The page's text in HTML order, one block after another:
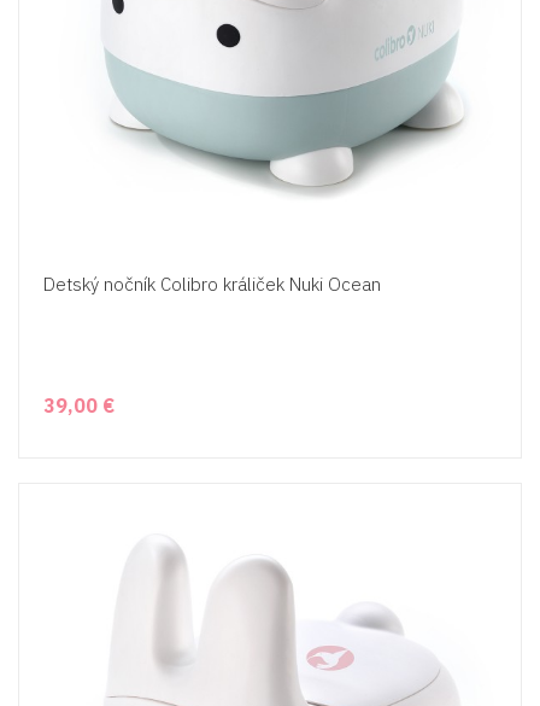
Detský nočník Colibro králiček Nuki Ocean
39,00 €